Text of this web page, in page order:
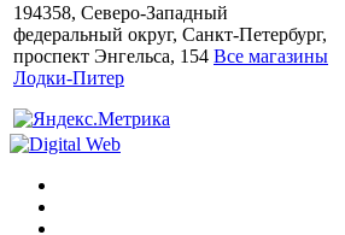
194358, Северо-Западный
федеральный округ, Санкт-Петербург,
проспект Энгельса, 154 Все магазины
Лодки-Питер